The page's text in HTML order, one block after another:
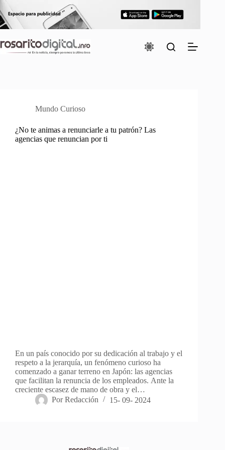
al
contenido
Mundo Curioso
¿No te animas a renunciarle a tu patrón? Las
agencias que renuncian por ti
En un país conocido por su dedicación al trabajo y el
respeto a la jerarquía, un fenómeno curioso ha
comenzado a ganar terreno en Japón: las agencias
que facilitan la renuncia de los empleados. Ante la
creciente escasez de mano de obra y el…
Por Redacción 15- 09- 2024